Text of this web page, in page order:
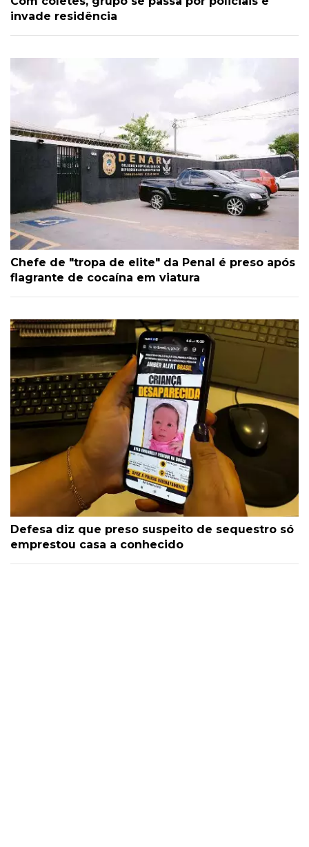
invade residência
Chefe de "tropa de elite" da Penal é preso após
flagrante de cocaína em viatura
Defesa diz que preso suspeito de sequestro só
emprestou casa a conhecido